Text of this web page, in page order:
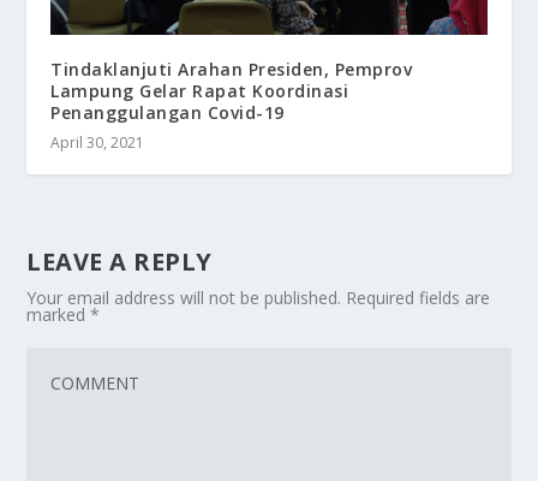
Tindaklanjuti Arahan Presiden, Pemprov
Lampung Gelar Rapat Koordinasi
Penanggulangan Covid-19
April 30, 2021
LEAVE A REPLY
Your email address will not be published. Required fields are
marked*